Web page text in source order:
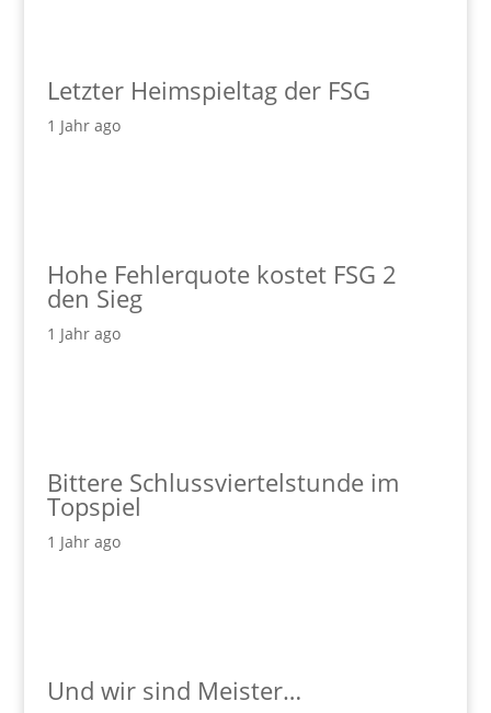
Letzter Heimspieltag der FSG
1 Jahr ago
Hohe Fehlerquote kostet FSG 2
den Sieg
1 Jahr ago
Bittere Schlussviertelstunde im
Topspiel
1 Jahr ago
Und wir sind Meister…